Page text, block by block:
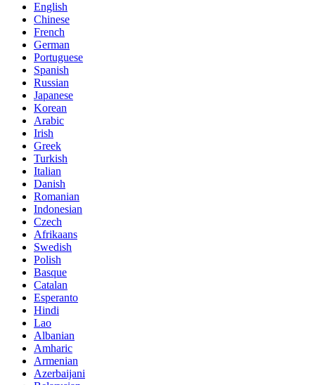
English
Chinese
French
German
Portuguese
Spanish
Russian
Japanese
Korean
Arabic
Irish
Greek
Turkish
Italian
Danish
Romanian
Indonesian
Czech
Afrikaans
Swedish
Polish
Basque
Catalan
Esperanto
Hindi
Lao
Albanian
Amharic
Armenian
Azerbaijani